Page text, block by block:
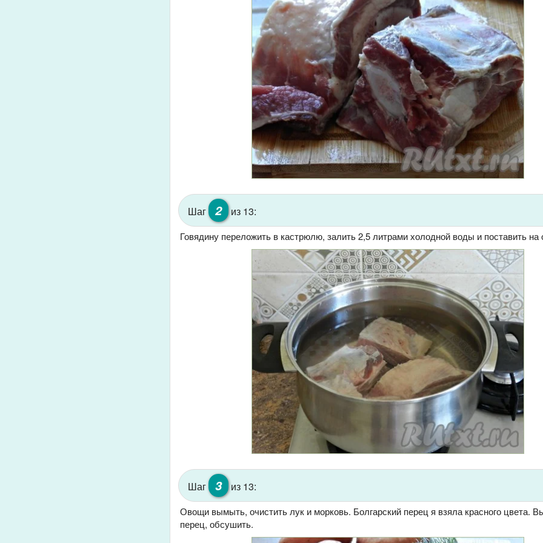
Шаг 2 из 13:
Говядину переложить в кастрюлю, залить 2,5 литрами холодной воды и поставить на
Шаг 3 из 13:
Овощи вымыть, очистить лук и морковь. Болгарский перец я взяла красного цвета.
перец, обсушить.